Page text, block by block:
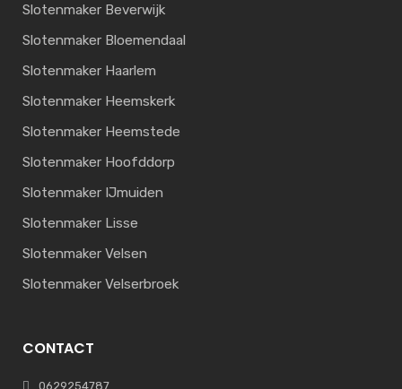
Slotenmaker Beverwijk
Slotenmaker Bloemendaal
Slotenmaker Haarlem
Slotenmaker Heemskerk
Slotenmaker Heemstede
Slotenmaker Hoofddorp
Slotenmaker IJmuiden
Slotenmaker Lisse
Slotenmaker Velsen
Slotenmaker Velserbroek
CONTACT
0629254787